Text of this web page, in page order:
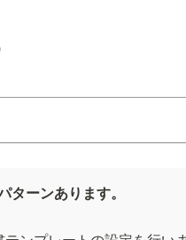
ーンあります。